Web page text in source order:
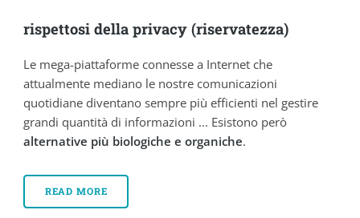
rispettosi della privacy (riservatezza)
Le mega-piattaforme connesse a Internet che
attualmente mediano le nostre comunicazioni
quotidiane diventano sempre più efficienti nel gestire
grandi quantità di informazioni ... Esistono però
alternative più biologiche e organiche.
READ MORE